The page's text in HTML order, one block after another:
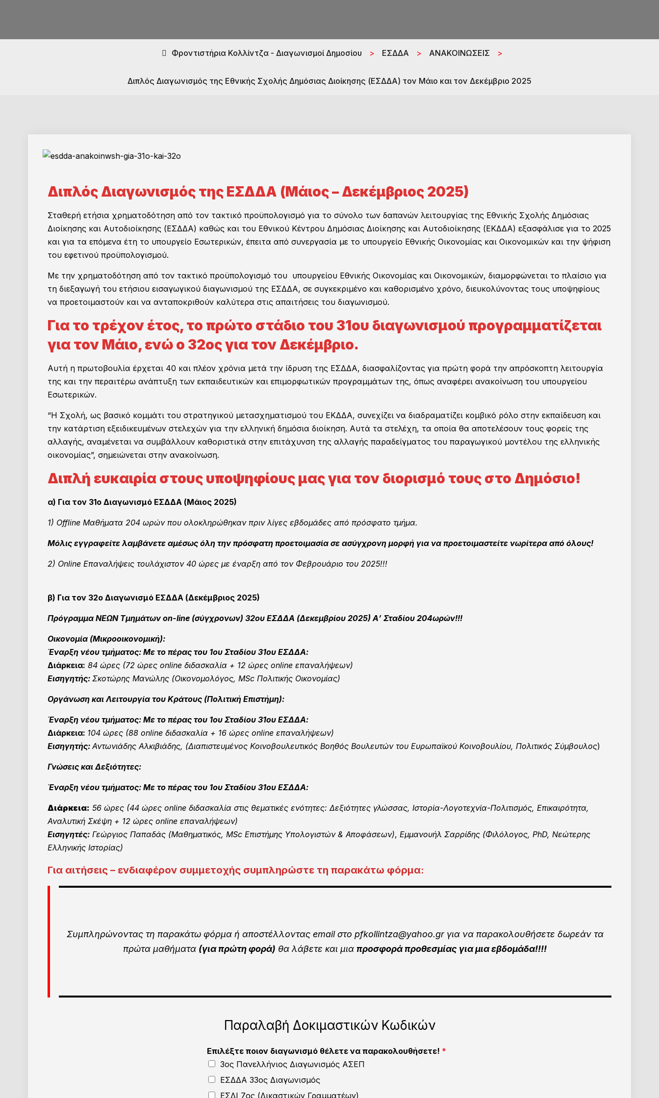
Φροντιστήρια Κολλίντζα - Διαγωνισμοί Δημοσίου > ΕΣΔΔΑ > ΑΝΑΚΟΙΝΩΣΕΙΣ >
Διπλός Διαγωνισμός της Εθνικής Σχολής Δημόσιας Διοίκησης (ΕΣΔΔΑ) τον Μάιο και τον Δεκέμβριο 2025
Διπλός Διαγωνισμός της ΕΣΔΔΑ (Μάιος – Δεκέμβριος 2025)
Σταθερή ετήσια χρηματοδότηση από τον τακτικό προϋπολογισμό για το σύνολο των δαπανών λειτουργίας της Εθνικής Σχολής Δημόσιας
Διοίκησης και Αυτοδιοίκησης (ΕΣΔΔΑ) καθώς και του Εθνικού Κέντρου Δημόσιας Διοίκησης και Αυτοδιοίκησης (ΕΚΔΔΑ) εξασφάλισε για το 2025
και για τα επόμενα έτη το υπουργείο Εσωτερικών, έπειτα από συνεργασία με το υπουργείο Εθνικής Οικονομίας και Οικονομικών και την ψήφιση
του εφετινού προϋπολογισμού.
Με την χρηματοδότηση από τον τακτικό προϋπολογισμό του υπουργείου Εθνικής Οικονομίας και Οικονομικών, διαμορφώνεται το πλαίσιο για
τη διεξαγωγή του ετήσιου εισαγωγικού διαγωνισμού της ΕΣΔΔΑ, σε συγκεκριμένο και καθορισμένο χρόνο, διευκολύνοντας τους υποψηφίους
να προετοιμαστούν και να ανταποκριθούν καλύτερα στις απαιτήσεις του διαγωνισμού.
Για το τρέχον έτος, το πρώτο στάδιο του 31ου διαγωνισμού προγραμματίζεται
για τον Μάιο, ενώ ο 32ος για τον Δεκέμβριο.
Αυτή η πρωτοβουλία έρχεται 40 και πλέον χρόνια μετά την ίδρυση της ΕΣΔΔΑ, διασφαλίζοντας για πρώτη φορά την απρόσκοπτη λειτουργία
της και την περαιτέρω ανάπτυξη των εκπαιδευτικών και επιμορφωτικών προγραμμάτων της, όπως αναφέρει ανακοίνωση του υπουργείου
Εσωτερικών.
“Η Σχολή, ως βασικό κομμάτι του στρατηγικού μετασχηματισμού του ΕΚΔΔΑ, συνεχίζει να διαδραματίζει κομβικό ρόλο στην εκπαίδευση και
την κατάρτιση εξειδικευμένων στελεχών για την ελληνική δημόσια διοίκηση. Αυτά τα στελέχη, τα οποία θα αποτελέσουν τους φορείς της
αλλαγής, αναμένεται να συμβάλλουν καθοριστικά στην επιτάχυνση της αλλαγής παραδείγματος του παραγωγικού μοντέλου της ελληνικής
οικονομίας”, σημειώνεται στην ανακοίνωση.
Διπλή ευκαιρία στους υποψηφίους μας για τον διορισμό τους στο Δημόσιο!
α) Για τον 31ο Διαγωνισμό ΕΣΔΔΑ (Μάιος 2025)
1) Offline Μαθήματα 204 ωρών που ολοκληρώθηκαν πριν λίγες εβδομάδες από πρόσφατο τμήμα.
Μόλις εγγραφείτε λαμβάνετε αμέσως όλη την πρόσφατη προετοιμασία σε ασύγχρονη μορφή για να προετοιμαστείτε νωρίτερα από όλους!
2) Online Επαναλήψεις τουλάχιστον 40 ώρες με έναρξη από τον Φεβρουάριο του 2025!!!
β) Για τον 32ο Διαγωνισμό ΕΣΔΔΑ (Δεκέμβριος 2025)
Πρόγραμμα ΝΕΩΝ Τμημάτων on-line (σύγχρονων) 32ου ΕΣΔΔΑ (Δεκεμβρίου 2025) Α’ Σταδίου 204ωρών!!!
Οικονομία (Μικροοικονομική):
Έναρξη νέου τμήματος: Με το πέρας του 1ου Σταδίου 31ου ΕΣΔΔΑ:
Διάρκεια: 84 ώρες (72 ώρες online διδασκαλία + 12 ώρες online επαναλήψεων)
Εισηγητής: Σκοτώρης Μανώλης (Οικονομολόγος, ΜSc Πολιτικής Οικονομίας)
Οργάνωση και Λειτουργία του Κράτους (Πολιτική Επιστήμη):
Έναρξη νέου τμήματος: Με το πέρας του 1ου Σταδίου 31ου ΕΣΔΔΑ:
Διάρκεια: 104 ώρες (88 online διδασκαλία + 16 ώρες online επαναλήψεων)
Εισηγητής:Αντωνιάδης Αλκιβιάδης, (Διαπιστευμένος Κοινοβουλευτικός Βοηθός Bουλευτών του Ευρωπαϊκού Κοινοβουλίου, Πολιτικός Σύμβουλος)
Γνώσεις και Δεξιότητες:
Έναρξη νέου τμήματος: Με το πέρας του 1ου Σταδίου 31ου ΕΣΔΔΑ:
Διάρκεια: 56 ώρες (44 ώρες online διδασκαλία στις θεματικές ενότητες: Δεξιότητες γλώσσας, Ιστορία-Λογοτεχνία-Πολιτισμός, Επικαιρότητα,
Αναλυτική Σκέψη + 12 ώρες online επαναλήψεων)
Εισηγητές: Γεώργιος Παπαδάς (Μαθηματικός, MSc Επιστήμης Υπολογιστών & Αποφάσεων), Εμμανουήλ Σαρρίδης (Φιλόλογος, PhD, Nεώτερης
Ελληνικής Ιστορίας)
Για αιτήσεις – ενδιαφέρον συμμετοχής συμπληρώστε τη παρακάτω φόρμα:
Συμπληρώνοντας τη παρακάτω φόρμα ή αποστέλλοντας email στο pfkollintza@yahoo.gr για να παρακολουθήσετε δωρεάν τα
πρώτα μαθήματα (για πρώτη φορά) θα λάβετε και μιαπροσφορά προθεσμίας για μια εβδομάδα!!!!
Παραλαβή Δοκιμαστικών Κωδικών
Επιλέξτε ποιον διαγωνισμό θέλετε να παρακολουθήσετε! *
3ος Πανελλήνιος Διαγωνισμός ΑΣΕΠ
ΕΣΔΔΑ 33ος Διαγωνισμός
ΕΣΔΙ 7ος (Δικαστικών Γραμματέων)